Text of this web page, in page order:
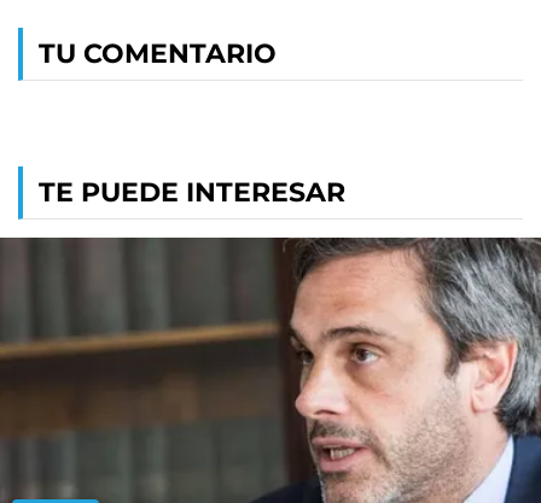
TU COMENTARIO
TE PUEDE INTERESAR